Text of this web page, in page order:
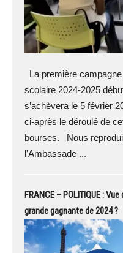
La première
scolaire 2024-2025
s’achèvera le 5 février
ci-après le déroulé de
bourses. Nous
l'Ambassade ...
FRANCE – POLITIQUE :
grande gagnante de 2024 ?